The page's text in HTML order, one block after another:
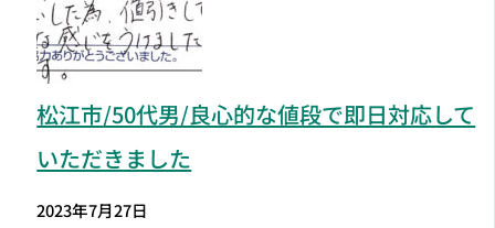
松江市/50代男/良心的な値段で即日対応して
いただきました
2023年7月27日